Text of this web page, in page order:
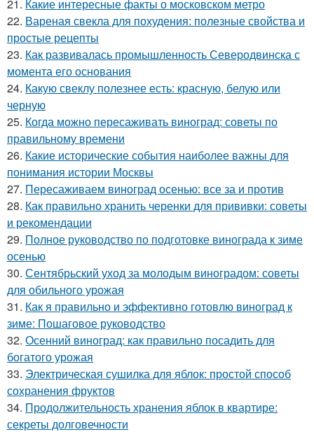
21. Какие интересные факты о московском метро
22. Вареная свекла для похудения: полезные свойства и
простые рецепты
23. Как развивалась промышленность Северодвинска с
момента его основания
24. Какую свеклу полезнее есть: красную, белую или
черную
25. Когда можно пересаживать виноград: советы по
правильному времени
26. Какие исторические события наиболее важны для
понимания истории Москвы
27. Пересаживаем виноград осенью: все за и против
28. Как правильно хранить черенки для прививки: советы
и рекомендации
29. Полное руководство по подготовке винограда к зиме
осенью
30. Сентябрьский уход за молодым виноградом: советы
для обильного урожая
31. Как я правильно и эффективно готовлю виноград к
зиме: Пошаговое руководство
32. Осенний виноград: как правильно посадить для
богатого урожая
33. Электрическая сушилка для яблок: простой способ
сохранения фруктов
34. Продолжительность хранения яблок в квартире:
секреты долговечности